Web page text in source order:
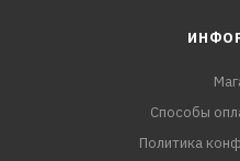
Способы
Политика